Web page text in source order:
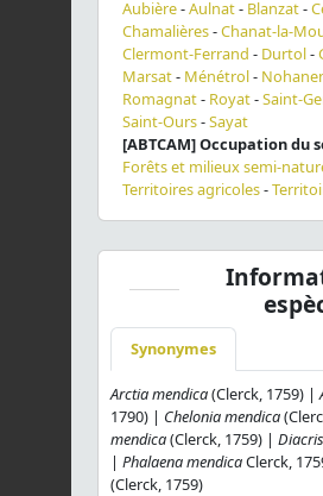
Aubière-Aulnat- Blanzat-
Chamalières-Chanat-la-
Clermont-Ferrand - Durtol-
Marsat- Ménétrol-
Romagnat- Royat-Saint-
Saint-Ours-Sayat
[ABTCAM] Occupation du
Forêts et milieux semi-
Territoires agricoles-
Synonymes
Arctia mendica(Clerck, 1759) |
1790) | Chelonia mendica
mendica(Clerck, 1759) |
| Phalaena mendicaClerck,
(Clerck, 1759)